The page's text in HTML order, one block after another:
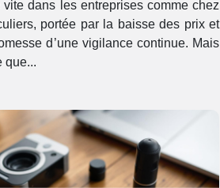
vite dans les entreprises comme chez
portée par la baisse des prix et
d’une vigilance continue. Mais
que...